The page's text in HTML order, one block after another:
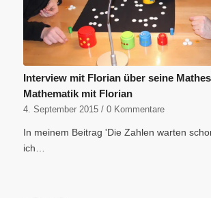
Interview mit Florian über seine
Mathematik mit Florian
4. September 2015 / 0 Kommentare
In meinem Beitrag 'Die Zahlen warten
ich…